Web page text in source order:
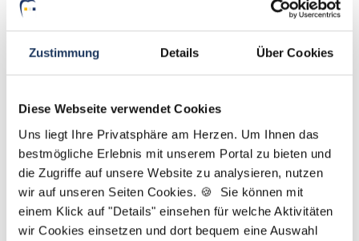
Zustimmung Details Über Cookies
Diese Webseite verwendet Cookies
Uns liegt Ihre Privatsphäre am Herzen. Um Ihnen das
bestmögliche Erlebnis mit unserem Portal zu bieten und
die Zugriffe auf unsere Website zu analysieren, nutzen
wir auf unseren Seiten Cookies. 🍪 Sie können mit
einem Klick auf "Details" einsehen für welche Aktivitäten
wir Cookies einsetzen und dort bequem eine Auswahl
Tel.: +49 (0) 521 / 911 730 45
Fax: +49 (0) 521 / 911 730 41
bewerbung@dzas.de